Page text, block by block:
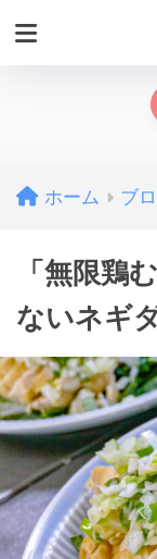
ホーム ブ
「無限鶏
ないネギ